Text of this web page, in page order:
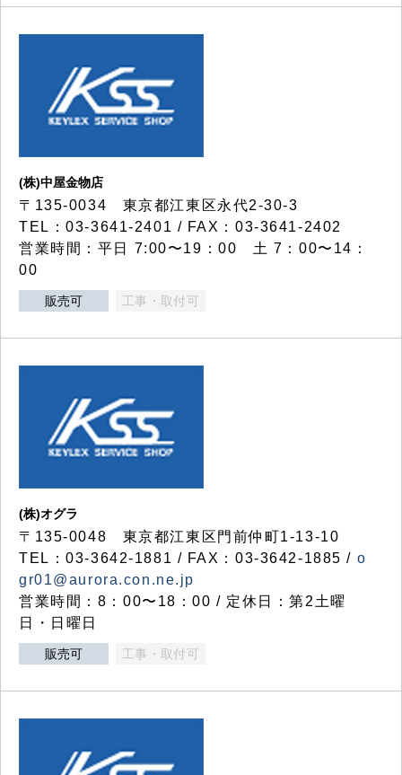
(株)中屋金物店
〒135-0034 東京都江東区永代2-30-3
TEL：03-3641-2401 / FAX：03-3641-2402
営業時間：平日 7:00〜19：00 土 7：00〜14：
00
販売可 工事・取付可
(株)オグラ
〒135-0048 東京都江東区門前仲町1-13-10
TEL：03-3642-1881 / FAX：03-3642-1885 / o
gr01@aurora.con.ne.jp
営業時間：8：00〜18：00 / 定休日：第2土曜
日・日曜日
販売可 工事・取付可